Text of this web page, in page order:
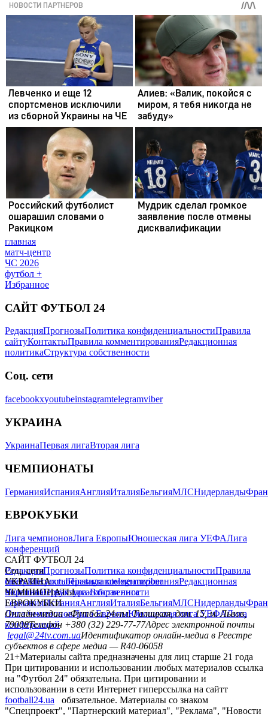
главная
матч-центр
ЧС 2026
футбол +
Избранное
САЙТ ФУТБОЛ 24
РедакцияПрогнозыПолитика конфиденциальностиПравила
сайтуКонтактыПравила комментированияРедакционная
политикаСтруктура собственности
Соц. сети
facebookxyoutubeinstagramtelegramviber
УКРАИНА
УкраинаПервая лигаВторая лига
ЧЕМПИОНАТЫ
ГерманияИспанияАнглияИталияБельгияМЛСНидерланды
ЕВРОКУБКИ
Лига чемпионовЛига ЕвропыЮношеская лига УЕФАЛига
конференций
САЙТ ФУТБОЛ 24
РедакцияПрогнозыПолитика конфиденциальностиПравила
сайтуКонтактыПравила комментированияРедакционная
политикаСтруктура собственности
Соц. сети
facebookxyoutubeinstagramtelegramviber
УКРАИНА
УкраинаПервая лигаВторая лига
ЧЕМПИОНАТЫ
ГерманияИспанияАнглияИталияБельгияМЛСНидерланды
ЕВРОКУБКИ
Лига чемпионовЛига ЕвропыЮношеская лига УЕФАЛига
конференций
Онлайн-медиа «Футбол 24»пл. Галицкая, дом. 15, м. Львов,
79008Телефон +380 (32) 229-77-77Адрес электронной почты
legal@24tv.com.uaИдентификатор онлайн-медиа в Реестре
субъектов в сфере медиа — R40-06058
21+Материалы сайта предназначены для лиц старше 21 года
При цитировании и использовании любых материалов ссылка
на "Футбол 24" обязательна. При цитировании и
использовании в сети Интернет гиперссылка на сайтт
football24.ua
обязательное. Материалы со знаком
"Спецпроект", "Партнерский материал", "Реклама", "Новости